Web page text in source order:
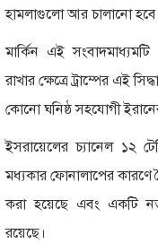
হামলাগুলো আর চালানো হবে
মার্কিন এই
রাখার ক্ষেত্রে ট্রাম্পের এই
কোনো ঘনিষ্ঠ সহযোগী
ইসরায়েলের চ্যানেল ১২
মধ্যকার ফোনালাপের কারণে
করা হয়েছে এবং একটি
রয়েছে।